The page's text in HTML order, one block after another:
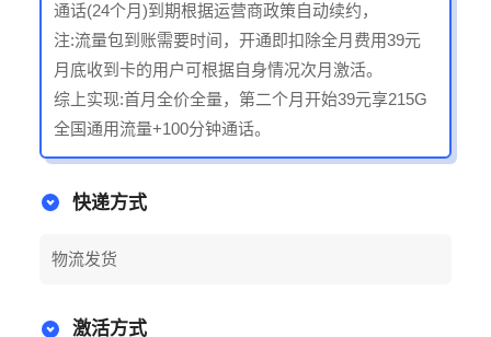
通话(24个月)到期根据运营商政策自动续约，
注:流量包到账需要时间，开通即扣除全月费用39元
月底收到卡的用户可根据自身情况次月激活。
综上实现:首月全价全量，第二个月开始39元享215G
全国通用流量+100分钟通话。
快递方式
物流发货
激活方式